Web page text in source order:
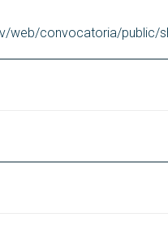
web/convocatoria/public/